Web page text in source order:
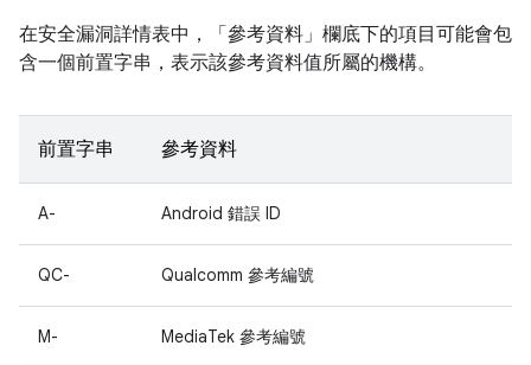
在安全漏洞詳情表中，「參考資料」 欄底下的項目可能會包
含一個前置字串，表示該參考資料值所屬的機構。
前置字串 參考資料
A- Android 錯誤 ID
QC- Qualcomm 參考編號
M- MediaTek 參考編號